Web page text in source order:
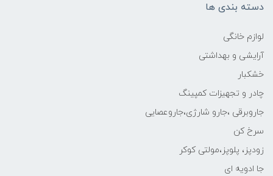
دسته بندی ها
لوازم خانگی
آرایشی و بهداشتی
خشکبار
چادر و تجهیزات کمپینگ
جاروبرقی ،جارو شارژی،جاروعصایی
سرخ کن
زودپز، پلوپز،مولتی کوکر
جا ادویه ای